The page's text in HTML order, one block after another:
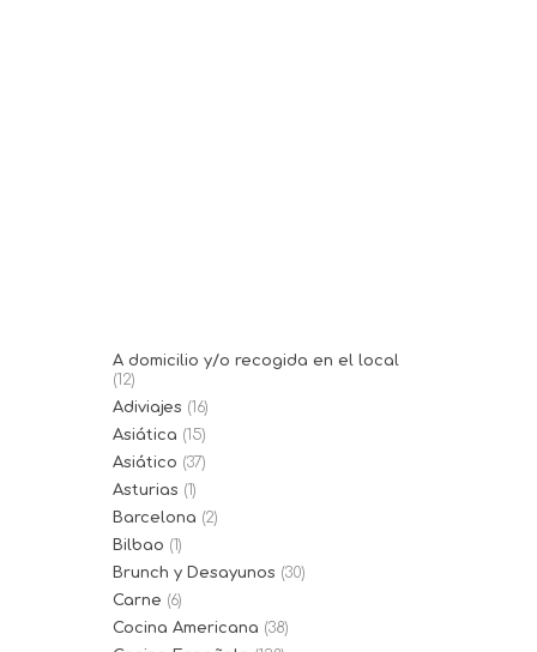
A domicilio y/o recogida en el local
(12)
Adiviajes (16)
Asiática (15)
Asiático (37)
Asturias (1)
Barcelona (2)
Bilbao (1)
Brunch y Desayunos (30)
Carne (6)
Cocina Americana (38)